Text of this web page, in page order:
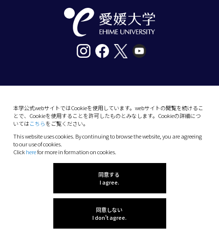
本学公式webサイトではCookieを使用しています。webサイトの閲覧を続けるこ
とで、Cookieを使用することを許可したものとみなします。Cookieの詳細につ
いてはこちらをご覧ください。
This website uses cookies. By continuing to browse the website, you are agreeing
to our use of cookies.
Clickherefor more in formation on cookies.
同意する
I agree.
同意しない
I don't agree.
10-13 Dogo-Himata, Matsuyama, Ehime 790-
Phone: +81 89-927-9000
(C) 2026 Ehime University.